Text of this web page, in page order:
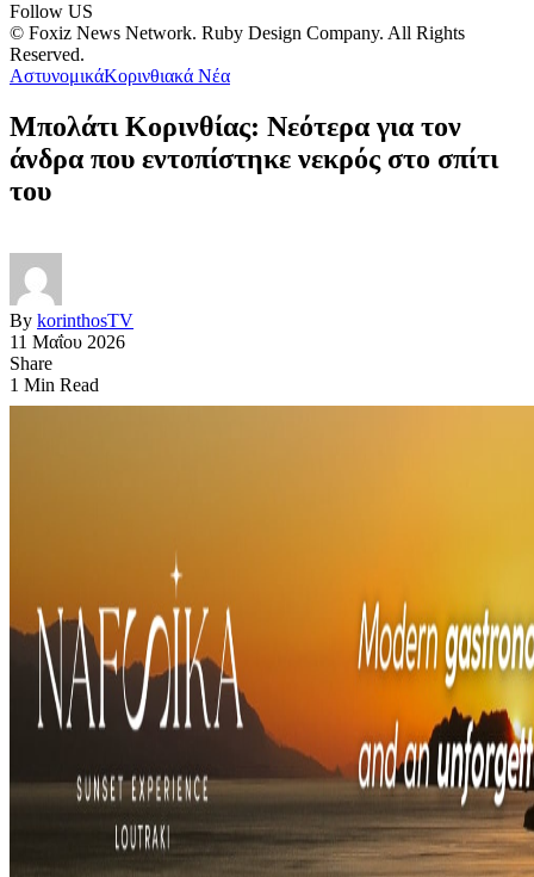
Follow US
© Foxiz News Network. Ruby Design Company. All Rights
Reserved.
ΑστυνομικάΚορινθιακά Νέα
Μπολάτι Κορινθίας: Νεότερα για τον
άνδρα που εντοπίστηκε νεκρός στο σπίτι
του
By korinthosTV
11 Μαΐου 2026
Share
1 Min Read